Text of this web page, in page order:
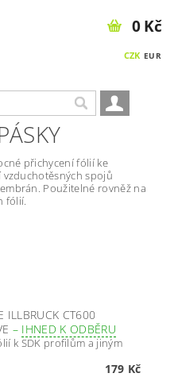
CZK EUR
0 Kč
přichycení fólií ke
spojů
Použitelné rovněž na
fólií.
ILLBRUCK CT600
– IHNED K ODBĚRU
k SDK profilům a jiným
179 Kč